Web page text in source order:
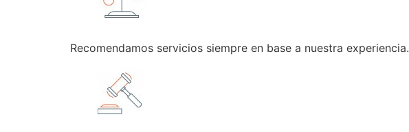
Recomendamos servicios siempre en base a nuestra experiencia.